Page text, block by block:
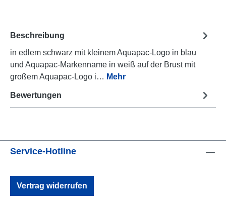
Beschreibung
in edlem schwarz mit kleinem Aquapac-Logo in blau
und Aquapac-Markenname in weiß auf der Brust mit
großem Aquapac-Logo i… Mehr
Bewertungen
Service-Hotline
Vertrag widerrufen